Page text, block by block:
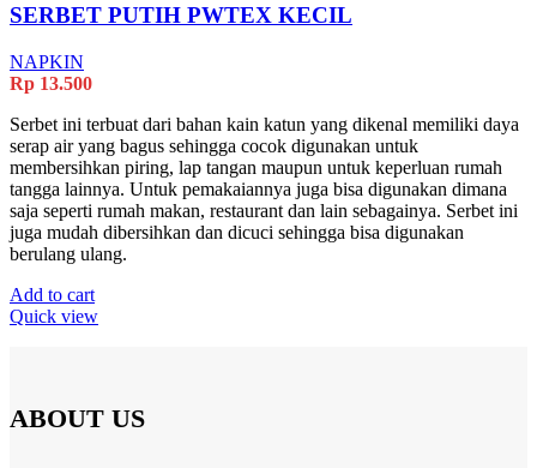
SERBET PUTIH PWTEX KECIL
NAPKIN
Rp 13.500
Serbet ini terbuat dari bahan kain katun yang dikenal memiliki daya
serap air yang bagus sehingga cocok digunakan untuk
membersihkan piring, lap tangan maupun untuk keperluan rumah
tangga lainnya. Untuk pemakaiannya juga bisa digunakan dimana
saja seperti rumah makan, restaurant dan lain sebagainya. Serbet ini
juga mudah dibersihkan dan dicuci sehingga bisa digunakan
berulang ulang.
Add to cart
Quick view
ABOUT US